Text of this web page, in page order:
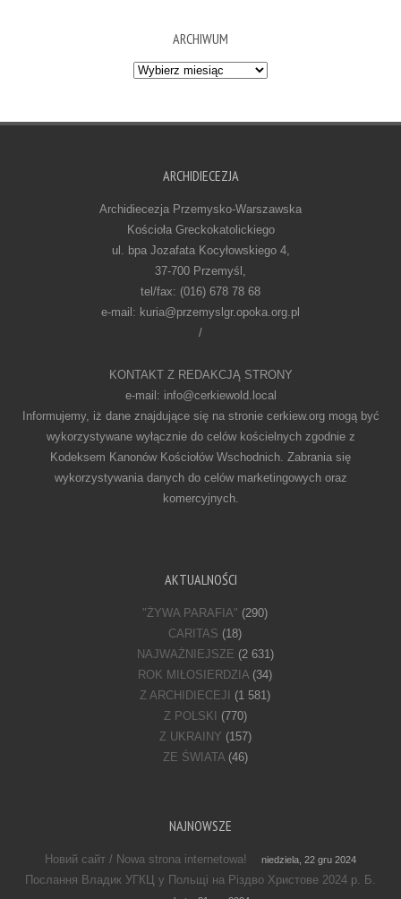
ARCHIWUM
Archiwum
ARCHIDIECEZJA
Archidiecezja Przemysko-Warszawska
Kościoła Greckokatolickiego
ul. bpa Jozafata Kocyłowskiego 4,
37-700 Przemyśl,
tel/fax: (016) 678 78 68
e-mail: kuria@przemyslgr.opoka.org.pl
/
KONTAKT Z REDAKCJĄ STRONY
e-mail: info@cerkiewold.local
Informujemy, iż dane znajdujące się na stronie cerkiew.org mogą być
wykorzystywane wyłącznie do celów kościelnych zgodnie z
Kodeksem Kanonów Kościołów Wschodnich. Zabrania się
wykorzystywania danych do celów marketingowych oraz
komercyjnych.
AKTUALNOŚCI
"ŻYWA PARAFIA" (290)
CARITAS (18)
NAJWAŻNIEJSZE (2 631)
ROK MIŁOSIERDZIA(34)
Z ARCHIDIECEJI
(1 581)
Z POLSKI
(770)
Z UKRAINY (157)
ZE ŚWIATA(46)
NAJNOWSZE
Новий сайт / Nowa strona internetowa! niedziela, 22 gru 2024
Послання Владик УГКЦ у Польщі на Різдво Христове 2024 р. Б.